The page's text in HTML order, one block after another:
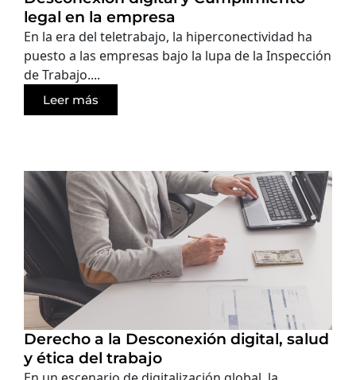
legal en la empresa
En la era del teletrabajo, la hiperconectividad ha
puesto a las empresas bajo la lupa de la Inspección
de Trabajo....
Leer más
Derecho a la Desconexión digital, salud
y ética del trabajo